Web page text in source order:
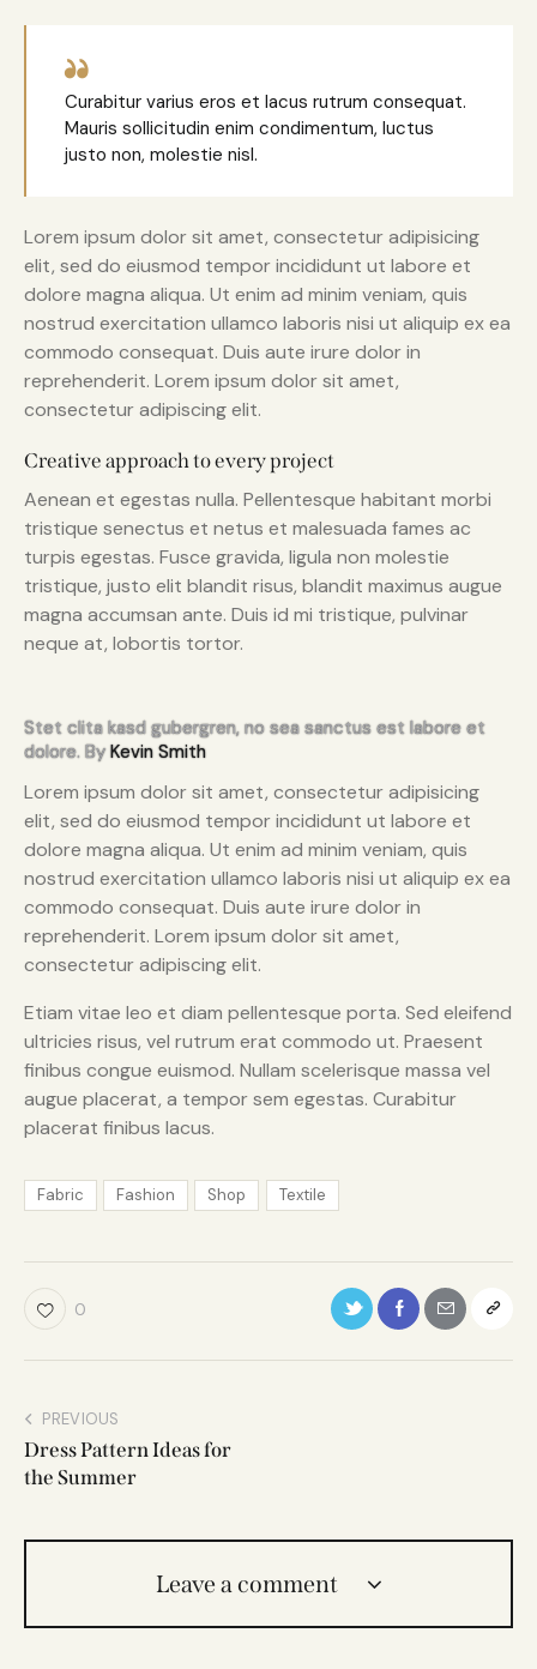
Curabitur varius eros et lacus rutrum consequat.
Mauris sollicitudin enim condimentum, luctus
justo non, molestie nisl.
Lorem ipsum dolor sit amet, consectetur adipisicing
elit, sed do eiusmod tempor incididunt ut labore et
dolore magna aliqua. Ut enim ad minim veniam, quis
nostrud exercitation ullamco laboris nisi ut aliquip ex ea
commodo consequat. Duis aute irure dolor in
reprehenderit. Lorem ipsum dolor sit amet,
consectetur adipiscing elit.
Creative approach to every project
Aenean et egestas nulla. Pellentesque habitant morbi
tristique senectus et netus et malesuada fames ac
turpis egestas. Fusce gravida, ligula non molestie
tristique, justo elit blandit risus, blandit maximus augue
magna accumsan ante. Duis id mi tristique, pulvinar
neque at, lobortis tortor.
Stet clita kasd gubergren, no sea sanctus est labore et
dolore. ByKevin Smith
Lorem ipsum dolor sit amet, consectetur adipisicing
elit, sed do eiusmod tempor incididunt ut labore et
dolore magna aliqua. Ut enim ad minim veniam, quis
nostrud exercitation ullamco laboris nisi ut aliquip ex ea
commodo consequat. Duis aute irure dolor in
reprehenderit. Lorem ipsum dolor sit amet,
consectetur adipiscing elit.
Etiam vitae leo et diam pellentesque porta. Sed eleifend
ultricies risus, vel rutrum erat commodo ut. Praesent
finibus congue euismod. Nullam scelerisque massa vel
augue placerat, a tempor sem egestas. Curabitur
placerat finibus lacus.
Fabric Fashion Shop Textile
0
PREVIOUS
Dress Pattern Ideas for
the Summer
Leave a comment